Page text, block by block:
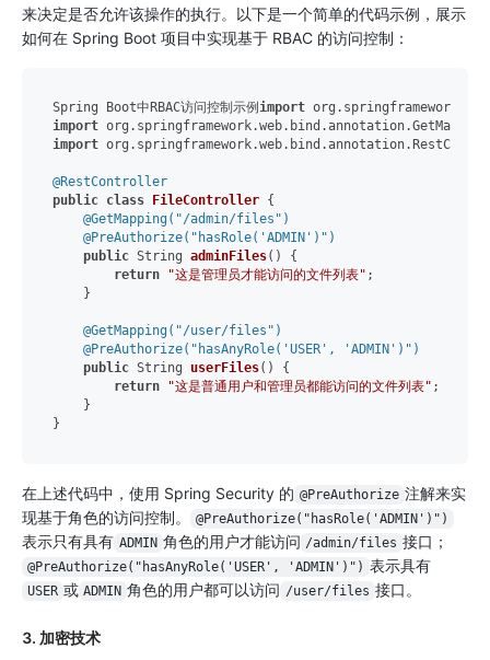
来决定是否允许该操作的执行。以下是一个简单的代码示例，展示
如何在 Spring Boot 项目中实现基于 RBAC 的访问控制：
Spring Boot中RBAC访问控制示例import
import
import
@RestController
public class FileController {
@GetMapping("/admin/files")
@PreAuthorize("hasRole('ADMIN')")
public String adminFiles()
{
return
"这是管理员才能访问的文件列表" ;
    }
@GetMapping("/user/files")
@PreAuthorize("hasAnyRole('USER', 'ADMIN')")
public String userFiles()
{
return
"这是普通用户和管理员都能访问的文件列表" ;
    }
在上述代码中，使用 Spring Security 的 @PreAuthorize 注解来实
现基于角色的访问控制。
@PreAuthorize("hasRole('ADMIN')")
表示只有具有 ADMIN 角色的用户才能访问 /admin/files 接口；
@PreAuthorize("hasAnyRole('USER', 'ADMIN')") 表示具有
USER 或 ADMIN 角色的用户都可以访问 /user/files 接口。
3. 加密技术